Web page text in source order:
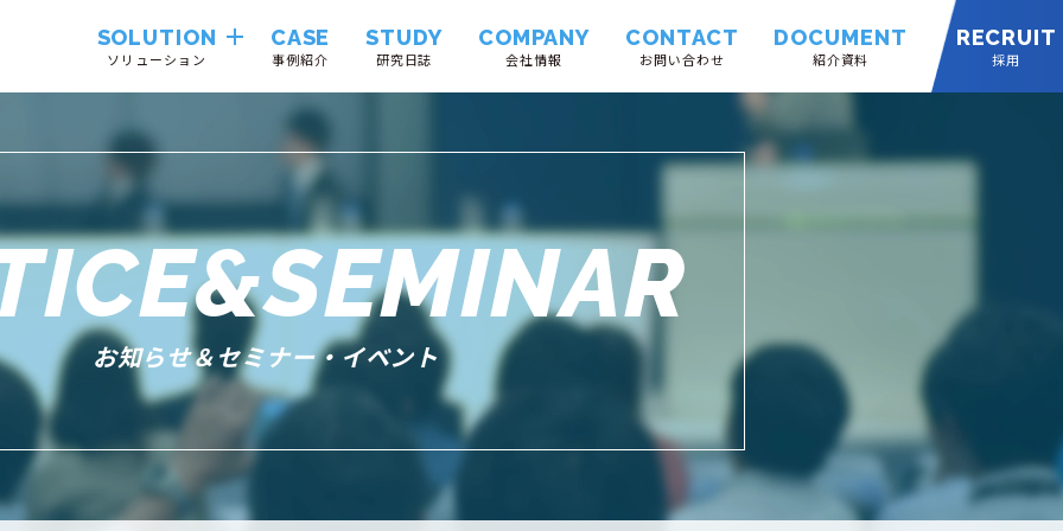
SOLUTION
ソリューション
Hinemos
VendorTrustLink
System
Integration
Cloudii
CASE
事例紹介
STUDY
研究日誌
COMPANY
会社情報
CONTACT
お問い合わせ
DOCUMENT
紹介資料
RECRUIT
採用
お知らせ＆セミナー・イベント